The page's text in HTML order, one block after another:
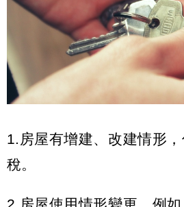
1.房屋有增建、改建情形
稅。